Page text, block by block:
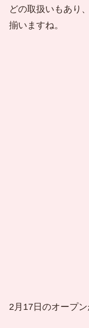
どの取扱いもあり
揃いますね。
2月17日のオープ